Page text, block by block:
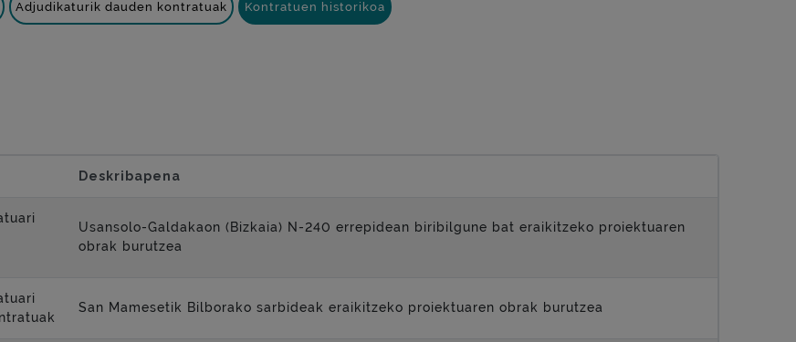
Adjudikaturik dauden kontratuak Kontratuen historikoa
Deskribapena
Usansolo-Galdakaon (Bizkaia) N-240 errepidean biribilgune bat eraikitzeko proiektuaren
obrak burutzea
San Mamesetik Bilborako sarbideak eraikitzeko proiektuaren obrak burutzea